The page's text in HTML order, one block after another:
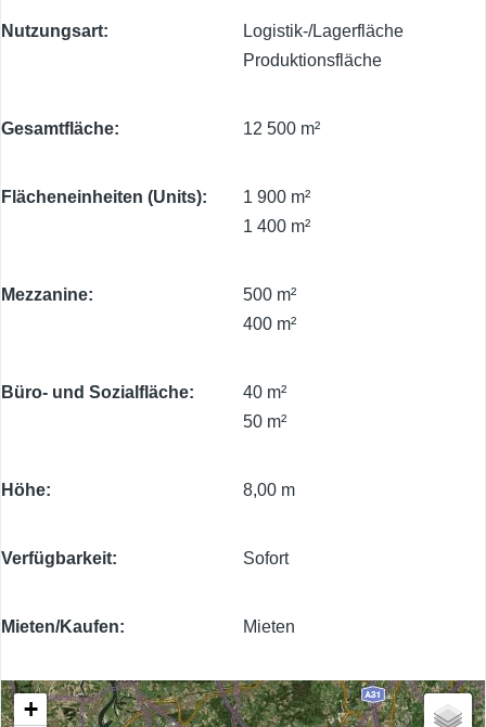
Nutzungsart
Logistik-/Lagerfläche
Produktionsfläche
Gesamtfläche 12 500 m²
Flächeneinheiten (Units)
1 900 m²
1 400 m²
Mezzanine
500 m²
400 m²
Büro- und Sozialfläche
40 m²
50 m²
Höhe 8,00 m
Verfügbarkeit Sofort
Mieten/Kaufen Mieten
+